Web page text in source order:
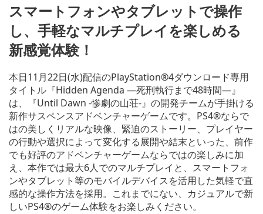
スマートフォンやタブレットで操作
し、手軽なマルチプレイを楽しめる
新感覚体験！
本日11月22日(水)配信のPlayStation®4ダウンロード専用
タイトル『Hidden Agenda ―死刑執行まで48時間―』
は、『Until Dawn -惨劇の山荘-』の開発チームが手掛ける
新作サスペンスアドベンチャーゲームです。PS4®ならで
はの美しくリアルな映像、緊迫のストーリー、プレイヤー
の行動や選択によって変化する展開や結末といった、前作
でも好評のアドベンチャーゲームならではの楽しみに加
え、本作では最大6人でのマルチプレイと、スマートフォ
ンやタブレット等のモバイルデバイスを活用した気軽で直
感的な操作方法を採用。これまでにない、カジュアルで新
しいPS4®のゲーム体験をお楽しみください。